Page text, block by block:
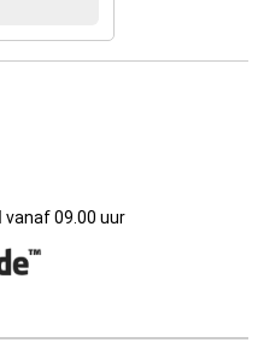
vanaf 09.00 uur